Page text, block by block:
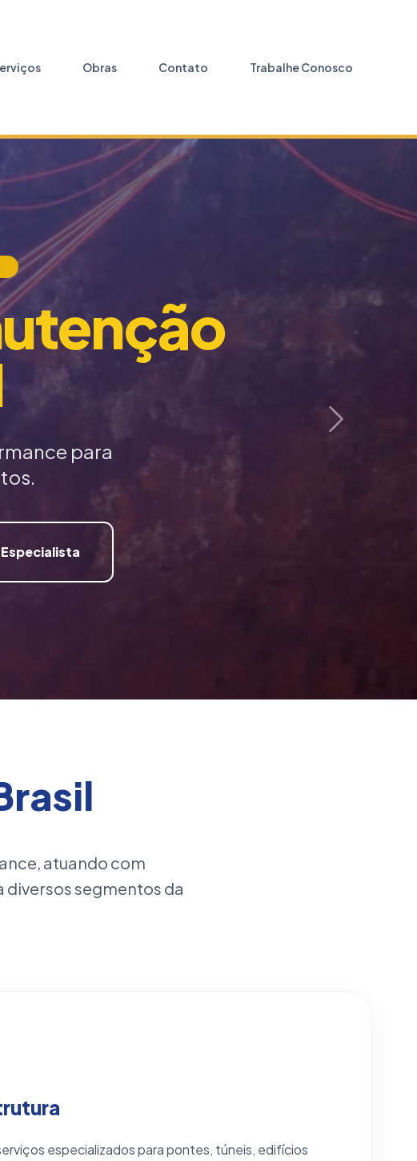
Obras Contato Trabalhe Conosco
para
Próximo
atuando com
segmentos da
especializados para pontes, túneis, edifícios